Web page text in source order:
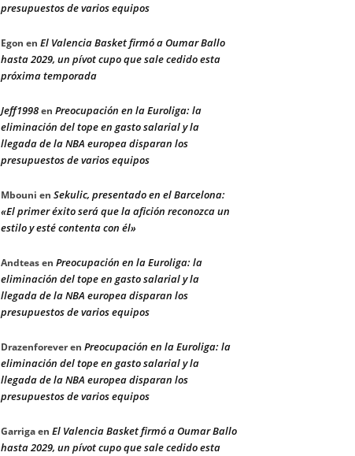
presupuestos de varios equipos
Egon en El Valencia Basket firmó a Oumar Ballo
hasta 2029, un pívot cupo que sale cedido esta
próxima temporada
Jeff1998en Preocupación en la Euroliga: la
eliminación del tope en gasto salarial y la
llegada de la NBA europea disparan los
presupuestos de varios equipos
Mbouni en Sekulic, presentado en el Barcelona:
«El primer éxito será que la afición reconozca un
estilo y esté contenta con él»
Andteasen Preocupación en la Euroliga: la
eliminación del tope en gasto salarial y la
llegada de la NBA europea disparan los
presupuestos de varios equipos
Drazenforeveren Preocupación en la Euroliga: la
eliminación del tope en gasto salarial y la
llegada de la NBA europea disparan los
presupuestos de varios equipos
Garrigaen El Valencia Basket firmó a Oumar Ballo
hasta 2029, un pívot cupo que sale cedido esta